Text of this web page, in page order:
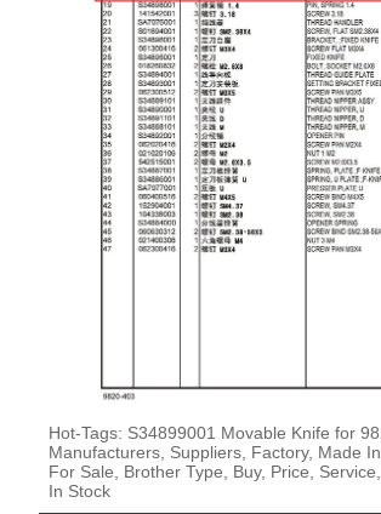
Hot-Tags: S34899001 Movable Knife for
Manufacturers, Suppliers, Factory, Made
For Sale, Brother Type, Buy, Price,
In Stock